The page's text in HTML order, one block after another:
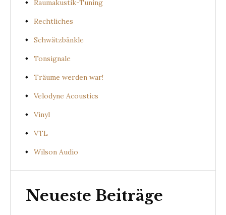
Raumakustik-Tuning
Rechtliches
Schwätzbänkle
Tonsignale
Träume werden war!
Velodyne Acoustics
Vinyl
VTL
Wilson Audio
Neueste Beiträge